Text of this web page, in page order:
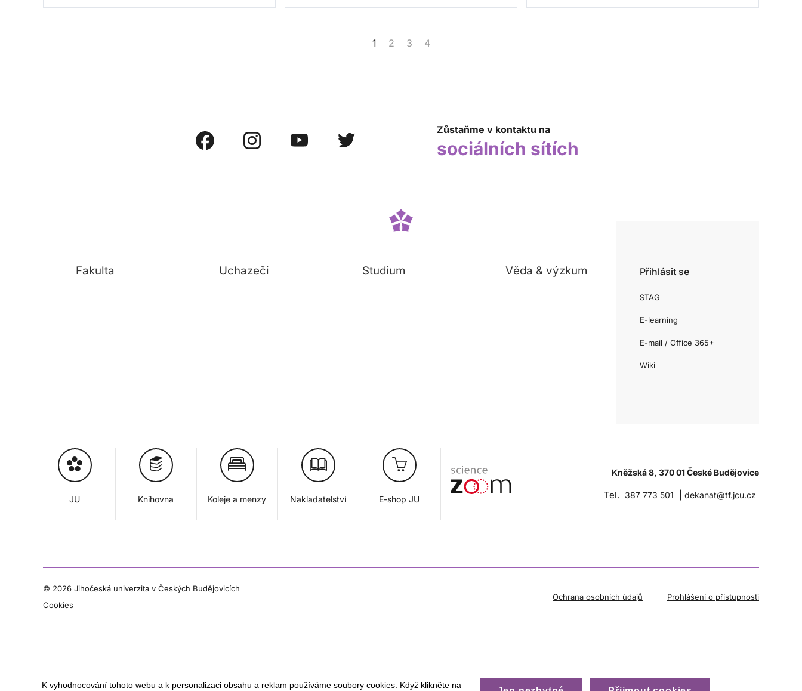
1 2 3 4
Zůstaňme v kontaktu na
sociálních sítích
Fakulta Uchazeči Studium Věda & výzkum Přihlásit se
STAG
E-learning
E-mail / Office 365+
Wiki
JU Knihovna Koleje a menzy Nakladatelství E-shop JU
Kněžská 8, 370 01 České Budějovice
Tel. 387 773 501 |dekanat@tf.jcu.cz
© 2026 Jihočeská univerzita v Českých Budějovicích
Cookies
Ochrana osobních údajů Prohlášení o přístupnosti
K vyhodnocování tohoto webu a k personalizaci obsahu a reklam používáme soubory cookies. Když klikněte na